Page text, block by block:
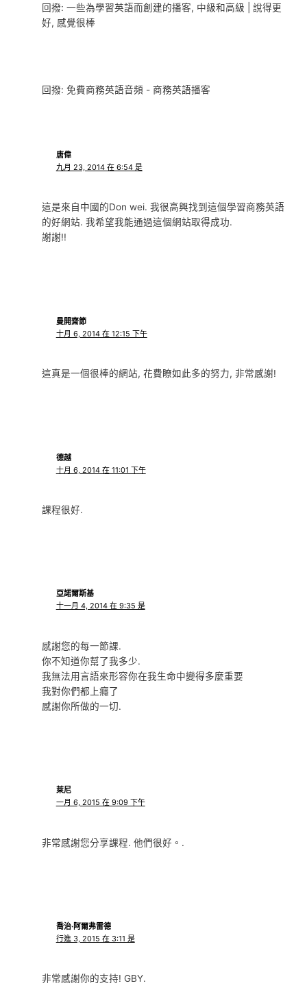
回撥: 一些為學習英語而創建的播客, 中級和高級 | 說得更
好, 感覺很棒
回撥: 免費商務英語音頻 - 商務英語播客
唐偉
九月 23, 2014 在 6:54 是
這是來自中國的Don wei. 我很高興找到這個學習商務英語
的好網站. 我希望我能通過這個網站取得成功.
謝謝!!
曼開齋節
十月 6, 2014 在 12:15 下午
這真是一個很棒的網站, 花費瞭如此多的努力, 非常感謝!
德越
十月 6, 2014 在 11:01 下午
課程很好.
亞諾爾斯基
十一月 4, 2014 在 9:35 是
感謝您的每一節課.
你不知道你幫了我多少.
我無法用言語來形容你在我生命中變得多麼重要
我對你們都上癮了
感謝你所做的一切.
萊尼
一月 6, 2015 在 9:09 下午
非常感謝您分享課程. 他們很好。.
喬治·阿爾弗雷德
行進 3, 2015 在 3:11 是
非常感謝你的支持! GBY.